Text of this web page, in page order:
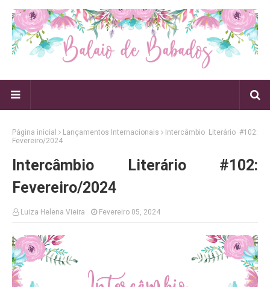
Página inicial Lançamentos Internacionais
Intercâmbio Literário #102:
Fevereiro/2024
Intercâmbio Literário #102:
Fevereiro/2024
Luiza Helena Vieira Fevereiro 05, 2024